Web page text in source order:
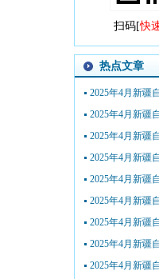
扫码[快
热点文章
2025年4月新疆
2025年4月新疆
2025年4月新疆
2025年4月新疆
2025年4月新疆
2025年4月新疆
2025年4月新疆
2025年4月新疆
2025年4月新疆